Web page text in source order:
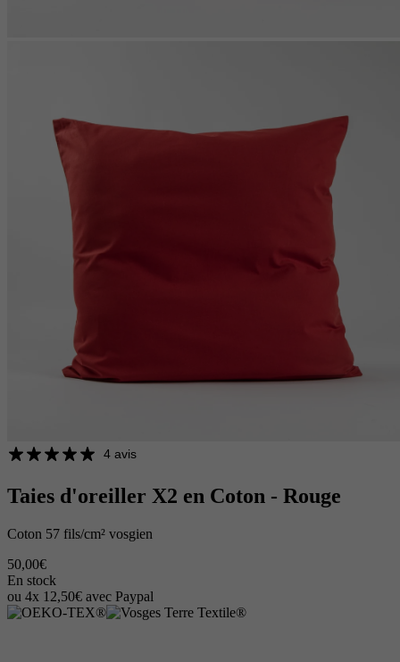
4 avis
Taies d'oreiller X2 en Coton - Rouge
Coton 57 fils/cm² vosgien
50,00€
En stock
ou 4x 12,50€ avec Paypal